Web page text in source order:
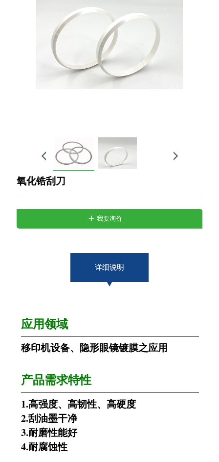
氧化锆刮刀
我要询价
详细说明
应用领域
移印机设备、隐形眼镜镀膜之应用
产品需求特性
1.高强度、高韧性、高硬度
2.刮油墨干净
3.耐磨性能好
4.耐腐蚀性